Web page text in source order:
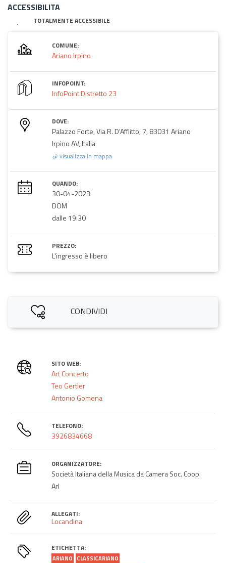
ACCESSIBILITA
TOTALMENTE ACCESSIBILE
COMUNE:
Ariano Irpino
INFOPOINT:
InfoPoint Distretto 23
DOVE:
Palazzo Forte, Via R. D'Afflitto, 7, 83031 Ariano
Irpino AV, Italia
visualizza in mappa
QUANDO:
30-04-2023
DOM
dalle 19:30
PREZZO:
L'ingresso è libero
CONDIVIDI
SITO WEB:
Art Concerto
Teo Gertler
Antonio Gomena
TELEFONO:
3926834668
ORGANIZZATORE:
Società Italiana della Musica da Camera Soc. Coop.
Arl
ALLEGATI:
Locandina
ETICHETTA:
ARIANO
CLASSICARIANO